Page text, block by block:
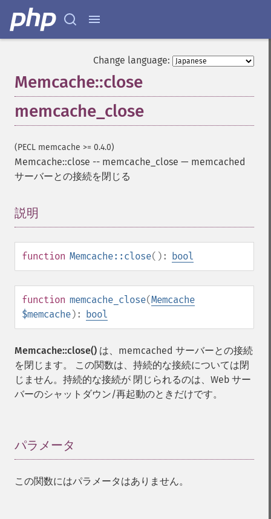
Change language:
Memcache::close
memcache_close
(PECL memcache >= 0.4.0)
Memcache::close -- memcache_close — memcached
サーバーとの接続を閉じる
説明
function Memcache::close(): bool
function memcache_close(Memcache
$memcache): bool
Memcache::close() は、memcached サーバーとの接続
を閉じます。 この関数は、持続的な接続については閉
じません。持続的な接続が 閉じられるのは、Web サー
バーのシャットダウン/再起動のときだけです。
パラメータ
この関数にはパラメータはありません。